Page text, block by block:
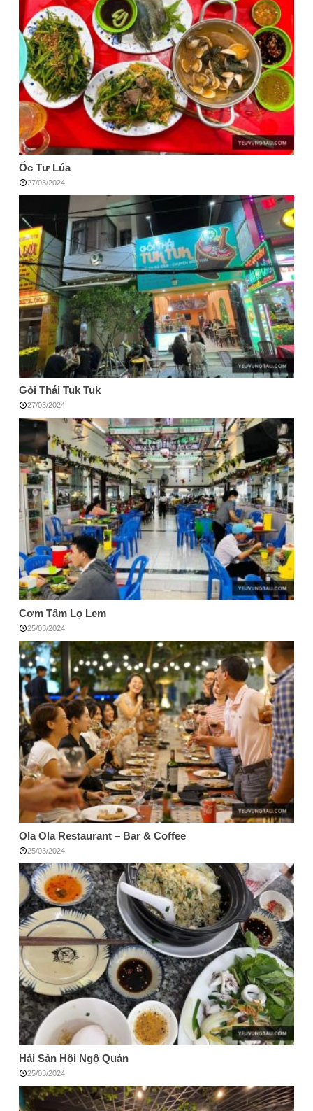
Ốc Tư Lúa
27/03/2024
Gỏi Thái Tuk Tuk
27/03/2024
Cơm Tấm Lọ Lem
25/03/2024
Ola Ola Restaurant – Bar & Coffee
25/03/2024
Hải Sản Hội Ngộ Quán
25/03/2024